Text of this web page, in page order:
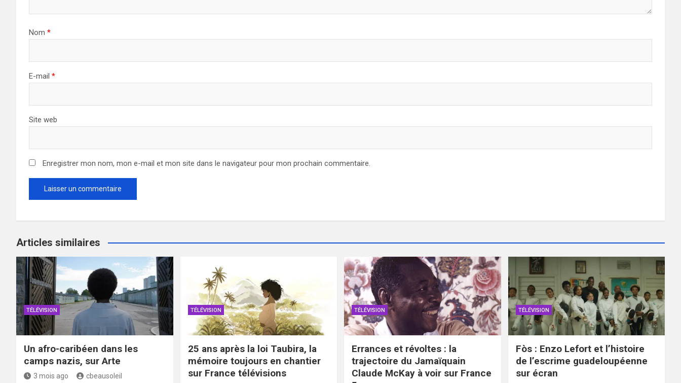
Nom *
E-mail *
Site web
Enregistrer mon nom, mon e-mail et mon site dans le navigateur pour mon prochain commentaire.
Articles similaires
TÉLÉVISION
Un afro-caribéen dans les
camps nazis, sur Arte
3 mois ago cbeausoleil
TÉLÉVISION
25 ans après la loi Taubira, la
mémoire toujours en chantier
sur France télévisions
TÉLÉVISION
Errances et révoltes : la
trajectoire du Jamaïquain
Claude McKay à voir sur France
TÉLÉVISION
Fòs : Enzo Lefort et l’histoire
de l’escrime guadeloupéenne
sur écran